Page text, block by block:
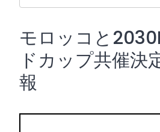
モロッコと
ドカップ共催決
報